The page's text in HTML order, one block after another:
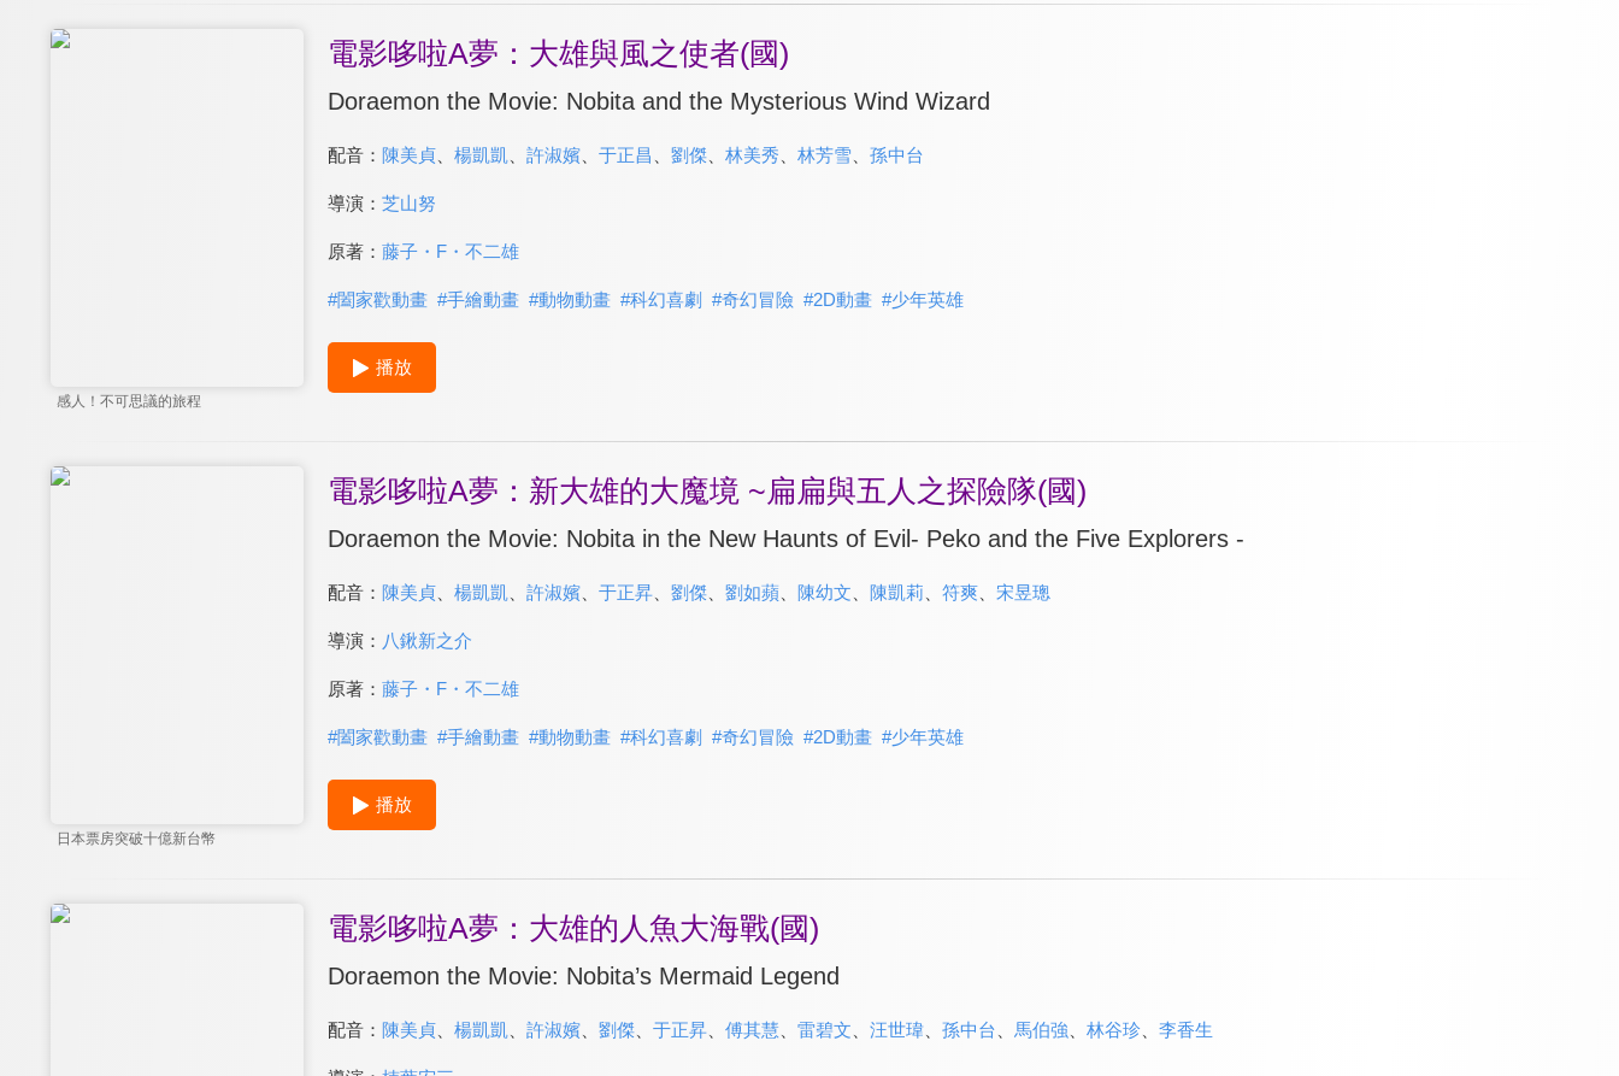
感人！不可思議的旅程
電影哆啦A夢：大雄與風之使者(國)
Doraemon the Movie: Nobita and the Mysterious Wind Wizard
配音： 陳美貞、 楊凱凱 許淑嬪、 于正昌 劉傑、 林美秀 林芳雪 孫中台
導演： 芝山努
原著： 藤子・F・不二雄
#闔家歡動畫 #手繪動畫 #動物動畫 #科幻喜劇 #奇幻冒險 #2D動畫 #少年英雄
播放
日本票房突破十億新台幣
電影哆啦A夢：新大雄的大魔境 ~扁扁與五人之探險隊(國)
Doraemon the Movie: Nobita in the New Haunts of Evil- Peko and the Five Explorers -
配音： 陳美貞、 楊凱凱 許淑嬪、 于正昇、 劉傑、 劉如蘋、 陳幼文 陳凱莉 符爽、 宋昱璁
導演： 八鍬新之介
原著： 藤子・F・不二雄
#闔家歡動畫 #手繪動畫 #動物動畫 #科幻喜劇 #奇幻冒險 #2D動畫 #少年英雄
播放
電影哆啦A夢：大雄的人魚大海戰(國)
Doraemon the Movie: Nobita’s Mermaid Legend
配音： 陳美貞、 楊凱凱 許淑嬪、 劉傑、 于正昇、 傅其慧、 雷碧文 汪世瑋、 孫中台 馬伯強 林谷珍、 李香生